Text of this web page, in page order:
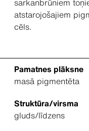
sarkanbrūniem
atstarojošajiem
cēls.
Pamatnes plāksne
masā pigmentēta
Struktūra/virsma
gluds/līdzens